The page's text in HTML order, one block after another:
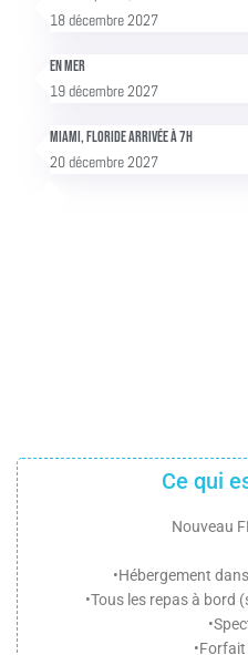
18 décembre 2027
En mer
19 décembre 2027
Miami, Floride Arrivée à 7h
20 décembre 2027
Ce qui
Nouveau
•Hébergement
•Tous les repas à bord